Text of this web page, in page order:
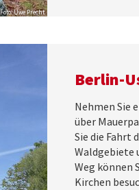
Uwe Precht
Berlin-
Nehmen Sie
über
Sie die Fahrt
Waldgebiete
Weg können
Kirchen